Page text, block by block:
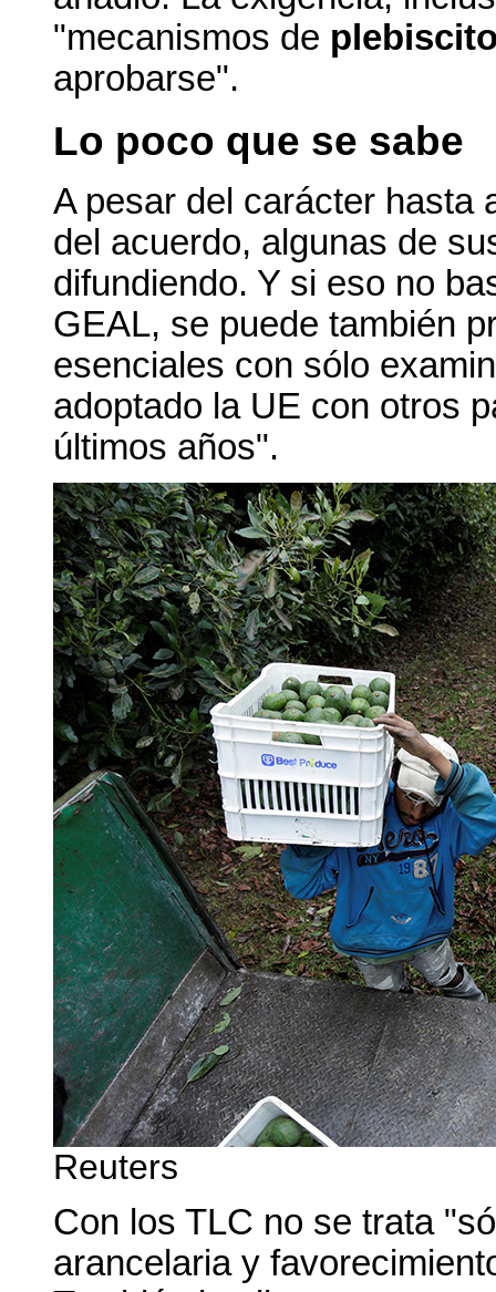
"mecanismos de
aprobarse".
Lo poco que se sabe
A pesar del carácter hasta
del acuerdo, algunas de
difundiendo. Y si eso no
GEAL, se puede también
esenciales con sólo
adoptado la UE con otros
últimos años".
Reuters
Con los TLC no se trata
arancelaria y